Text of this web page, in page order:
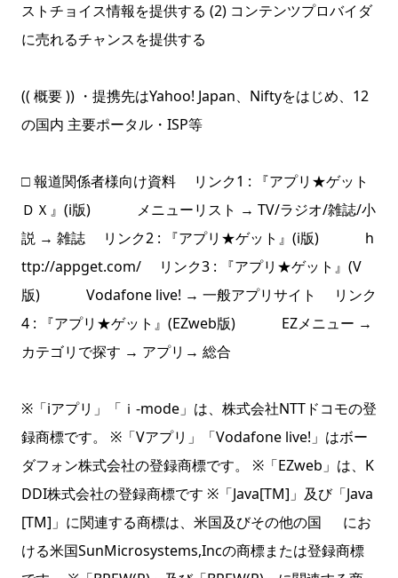
ストチョイス情報を提供する (2) コンテンツプロバイダ
に売れるチャンスを提供する
(( 概要 )) ・提携先はYahoo! Japan、Niftyをはじめ、12
の国内 主要ポータル・ISP等
□ 報道関係者様向け資料 リンク1 : 『アプリ★ゲット
ＤＸ』(i版) メニューリスト → TV/ラジオ/雑誌/小
説 → 雑誌 リンク2 : 『アプリ★ゲット』(i版) h
ttp://appget.com/ リンク3 : 『アプリ★ゲット』(V
版) Vodafone live! → 一般アプリサイト リンク
4 : 『アプリ★ゲット』(EZweb版) EZメニュー →
カテゴリで探す → アプリ→ 総合
※「iアプリ」「ｉ-mode」は、株式会社NTTドコモの登
録商標です。 ※「Vアプリ」「Vodafone live!」はボー
ダフォン株式会社の登録商標です。 ※「EZweb」は、K
DDI株式会社の登録商標です ※「Java[TM]」及び「Java
[TM]」に関連する商標は、米国及びその他の国 にお
ける米国SunMicrosystems,Incの商標または登録商標